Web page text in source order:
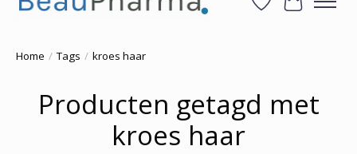
Verlanglijst
Home / Tags / kroes haar
Producten getagd met
kroes haar